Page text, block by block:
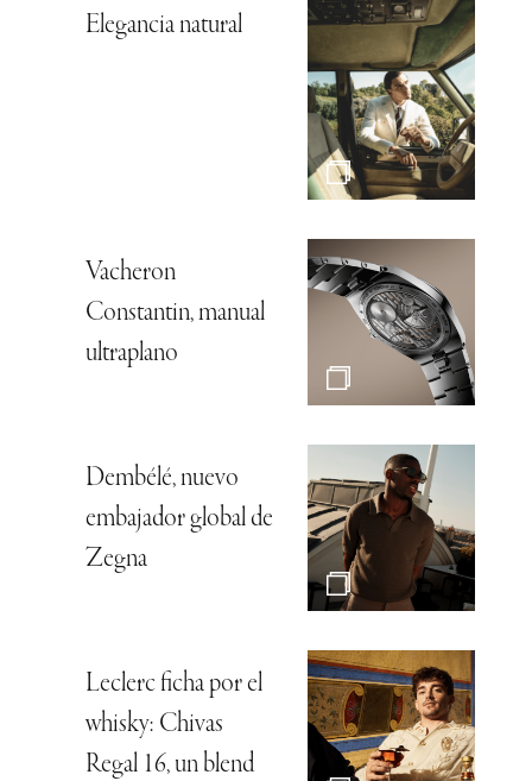
Elegancia natural
Vacheron
Constantin, manual
ultraplano
Dembélé, nuevo
embajador global de
Zegna
Leclerc ficha por el
whisky: Chivas
Regal 16, un blend